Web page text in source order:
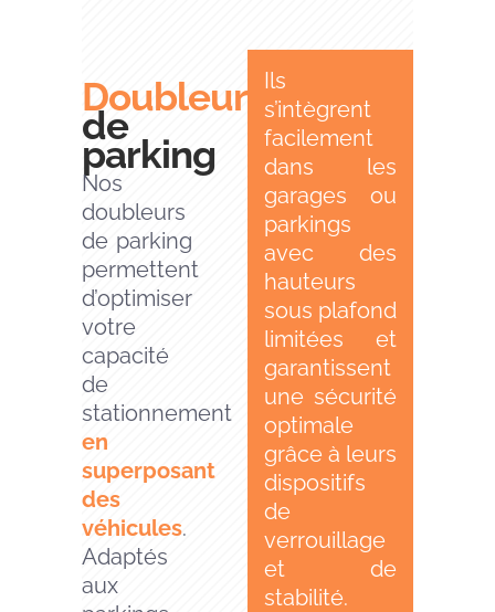
Doubleurs
de
parking
Nos
doubleurs
de parking
permettent
d’optimiser
votre
capacité
de
stationnement
en
superposant
des
véhicules.
Adaptés
aux
Ils
s’intègrent
facilement
dans les
garages ou
parkings
avec des
hauteurs
sous plafond
limitées et
garantissent
une sécurité
optimale
grâce à leurs
dispositifs
de
verrouillage
et de
stabilité.